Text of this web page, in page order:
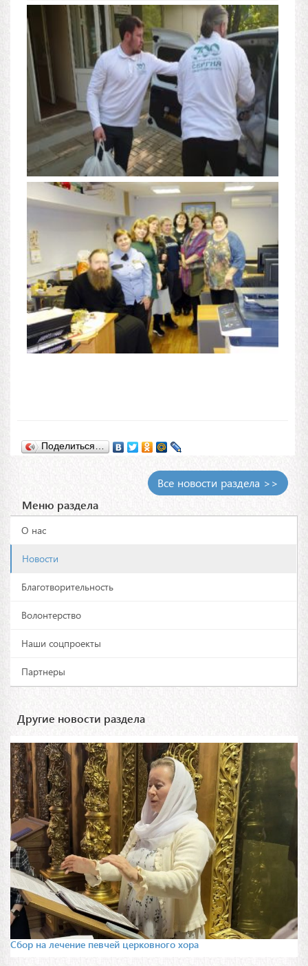
Поделиться…
Все новости раздела >>
Меню раздела
О нас
Новости
Благотворительность
Волонтерство
Наши соцпроекты
Партнеры
Другие новости раздела
Сбор на лечение певчей церковного хора